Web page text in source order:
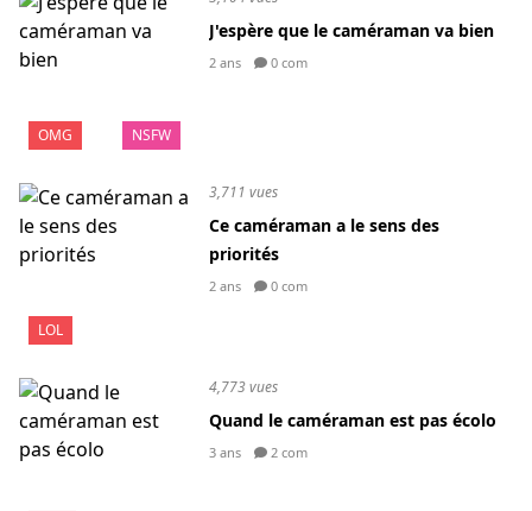
OMG NSFW
J'espère que le caméraman va bien
2 ans 0 com
LOL
3,711 vues
Ce caméraman a le sens des
priorités
2 ans 0 com
4,773 vues
Quand le caméraman est pas écolo
3 ans 2 com